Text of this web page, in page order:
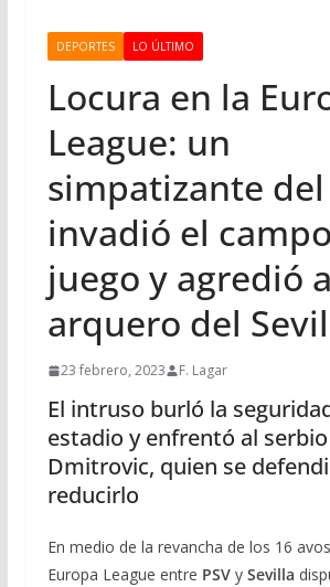
DEPORTES LO ÚLTIMO
Locura en la
League: un
simpatizante del
invadió el
juego y agredió
arquero del
23 febrero, 2023 F. Lagar
El intruso burló la
estadio y enfrentó al
Dmitrovic, quien se
reducirlo
En medio de la revancha de los 16
Europa League entre PSV y Sevilla